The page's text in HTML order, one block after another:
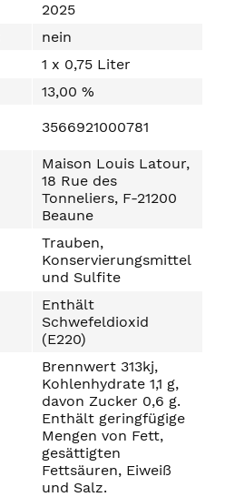
2025
nein
1 x 0,75 Liter
13,00 %
3566921000781
Maison Louis Latour,
18 Rue des
Tonneliers, F-21200
Beaune
Trauben,
Konservierungsmittel
und Sulfite
Enthält
Schwefeldioxid
(E220)
Brennwert 313kj,
Kohlenhydrate 1,1 g,
davon Zucker 0,6 g.
Enthält geringfügige
Mengen von Fett,
gesättigten
Fettsäuren, Eiweiß
und Salz.